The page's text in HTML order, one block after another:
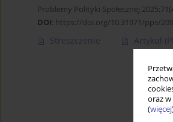
oraz
(więcej
Problemy Polityki Społecznej
DOI: https://doi.org/10.31971/pps/
Streszczenie Artykuł